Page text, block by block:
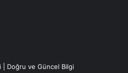
| Doğru ve Güncel Bilgi